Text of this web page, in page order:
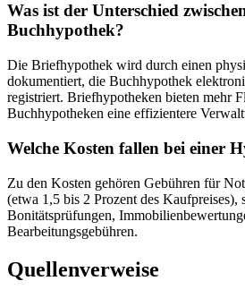
Was ist der Unterschied
Buchhypothek?
Die Briefhypothek wird durch einen
dokumentiert, die Buchhypothek
registriert. Briefhypotheken bieten mehr
Buchhypotheken eine effizientere
Welche Kosten fallen bei einer
Zu den Kosten gehören Gebühren für
(etwa 1,5 bis 2 Prozent des
Bonitätsprüfungen,
Bearbeitungsgebühren.
Quellenverweise